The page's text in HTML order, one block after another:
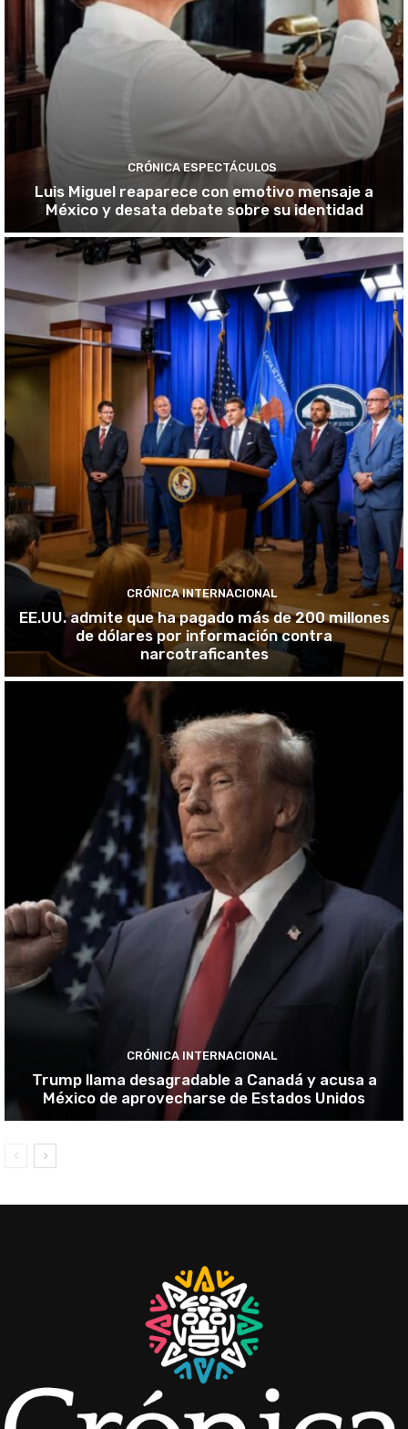
CRÓNICA ESPECTÁCULOS
Luis Miguel reaparece con emotivo mensaje a
México y desata debate sobre su identidad
CRÓNICA INTERNACIONAL
EE.UU. admite que ha pagado más de 200 millones
de dólares por información contra
narcotraficantes
CRÓNICA INTERNACIONAL
Trump llama desagradable a Canadá y acusa a
México de aprovecharse de Estados Unidos